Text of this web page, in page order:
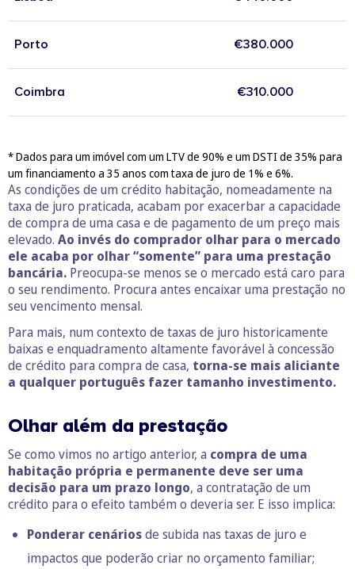
Porto €380.000
Coimbra €310.000
* Dados para um imóvel com um LTV de 90% e um DSTI de 35% para
um financiamento a 35 anos com taxa de juro de 1% e 6%.
As condições de um crédito habitação, nomeadamente na
taxa de juro praticada, acabam por exacerbar a capacidade
de compra de uma casa e de pagamento de um preço mais
elevado. Ao invés do comprador olhar para o mercado
ele acaba por olhar “somente” para uma prestação
bancária. Preocupa-se menos se o mercado está caro para
o seu rendimento. Procura antes encaixar uma prestação no
seu vencimento mensal.
Para mais, num contexto de taxas de juro historicamente
baixas e enquadramento altamente favorável à concessão
de crédito para compra de casa, torna-se mais aliciante
a qualquer português fazer tamanho investimento.
Olhar além da prestação
Se como vimos no artigo anterior, a compra de uma
habitação própria e permanente deve ser uma
decisão para um prazo longo, a contratação de um
crédito para o efeito também o deveria ser. E isso implica:
Ponderar cenáriosde subida nas taxas de juro e
impactos que poderão criar no orçamento familiar;